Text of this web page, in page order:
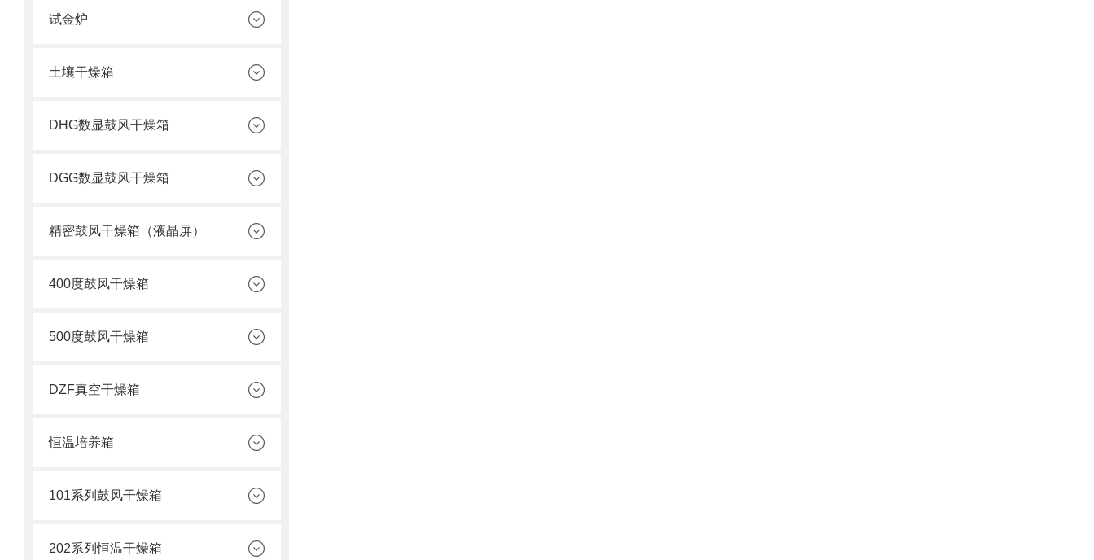
试金炉
土壤干燥箱
DHG数显鼓风干燥箱
DGG数显鼓风干燥箱
精密鼓风干燥箱（液晶屏）
400度鼓风干燥箱
500度鼓风干燥箱
DZF真空干燥箱
恒温培养箱
101系列鼓风干燥箱
202系列恒温干燥箱